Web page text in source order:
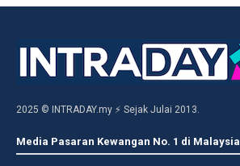
2025 © INTRADAY.my ⚡ Sejak Julai 2013.
Media Pasaran Kewangan No. 1 di Malaysia